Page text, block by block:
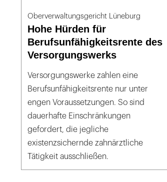
Oberverwaltungsgericht Lüneburg
Hohe Hürden für
Berufsunfähigkeitsrente des
Versorgungswerks
Versorgungswerke zahlen eine
Berufsunfähigkeitsrente nur unter
engen Voraussetzungen. So sind
dauerhafte Einschränkungen
gefordert, die jegliche
existenzsichernde zahnärztliche
Tätigkeit ausschließen.